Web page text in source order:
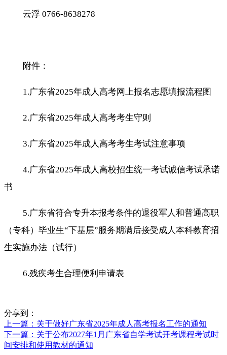
云浮 0766-8638278
附件：
1.广东省2025年成人高考网上报名志愿填报流程图
2.广东省2025年成人高考考生守则
3.广东省2025年成人高考考生考试注意事项
4.广东省2025年成人高校招生统一考试诚信考试承诺
书
5.广东省符合专升本报考条件的退役军人和普通高职
（专科）毕业生“下基层”服务期满后接受成人本科教育招
生实施办法（试行）
6.残疾考生合理便利申请表
分享到：
上一篇 ：关于做好广东省2025年成人高考报名工作的通知
下一篇 ：关于公布2027年1月广东省自学考试开考课程考试时
间安排和使用教材的通知